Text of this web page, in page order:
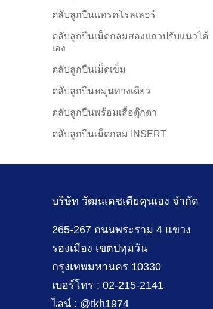
ตลับลูกปืนแทรคโรลเลอร์
ตลับลูกปืนเม็ดกลมสองแถวปรับแนวได้
เอง
ตลับลูกปืนเม็ดเข็ม
ตลับลูกปืนหมุนทางเดียว
ตลับลูกปืนพร้อมเสื้อตุ๊กตา
ตลับลูกปืนเม็ดกลม INSERT
บริษัท วัฒนเดชเตียคุนเฮง จำกัด
265-267 ถนนพระราม 4 แขวง
รองเมือง เขตปทุมวัน
กรุงเทพมหานคร 10330
เบอร์โทร : 02-215-2141
ไลน์ : @tkh1974